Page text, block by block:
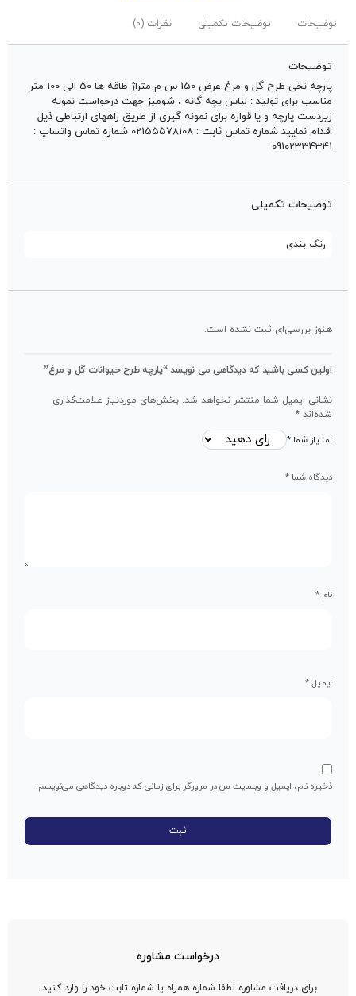
توضیحات توضیحات تکمیلی نظرات (0)
توضیحات
پارچه نخی طرح گل و مرغ عرض 150 س م متراژ طاقه ها 50 الی 100 متر
مناسب برای تولید : لباس بچه گانه ، شومیز جهت درخواست نمونه
زیردست پارچه و یا قواره برای نمونه گیری از طریق راههای ارتباطی ذیل
اقدام نمایید شماره تماس ثابت : 02155578108 شماره تماس واتساپ :
09102334341
توضیحات تکمیلی
رنگ بندی
هنوز بررسی‌ای ثبت نشده است.
اولین کسی باشید که دیدگاهی می نویسد “پارچه طرح حیوانات گل و مرغ”
نشانی ایمیل شما منتشر نخواهد شد. بخش‌های موردنیاز علامت‌گذاری
شده‌اند *
امتیاز شما *
دیدگاه شما *
نام *
ایمیل*
ذخیره نام، ایمیل و وبسایت من در مرورگر برای زمانی که دوباره دیدگاهی می‌نویسم.
درخواست مشاوره
برای دریافت مشاوره لطفا شماره همراه یا شماره ثابت خود را وارد کنید.